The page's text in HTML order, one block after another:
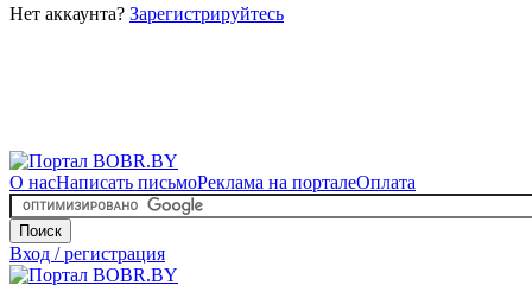
Нет аккаунта? Зарегистрируйтесь
О насНаписать письмоРеклама на порталеОплата
Поиск
Вход / регистрация